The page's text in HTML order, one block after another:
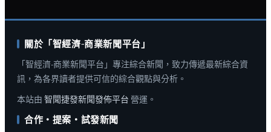
關於「智經濟-商業新聞平台」
「智經濟-商業新聞平台」專注綜合新聞，致力傳遞最新綜合資
訊，為各界讀者提供可信的綜合觀點與分析。
本站由 智聞捷發新聞發佈平台 營運。
合作・提案・試發新聞